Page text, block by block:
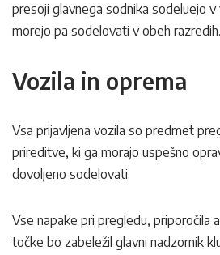
presoji glavnega sodnika sodeluejo v
morejo pa sodelovati v obeh razredih.
Vozila in oprema
Vsa prijavljena vozila so predmet
prireditve, ki ga morajo uspešno
dovoljeno sodelovati.
Vse napake pri pregledu, priporočila
točke bo zabeležil glavni nadzornik